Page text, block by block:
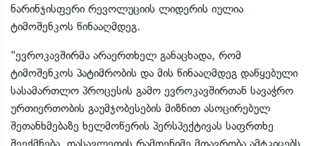
ნარინჯისფერი რევოლუციის ლიდერის იულია
ტიმოშენკოს წინააღმდეგ.
"ევროკავშირმა არაერთხელ განაცხადა, რომ
ტიმოშენკოს პატიმრობის და მის წინააღმდეგ დაწყებული
სასამართლო პროცესის გამო ევროკავშირთან სავაჭრო
ურთიერთობის გაუმჯობესების მიზნით ასოცირებულ
შეთანხმებაზე ხელმოწერის პერსპექტივას საფრთხე